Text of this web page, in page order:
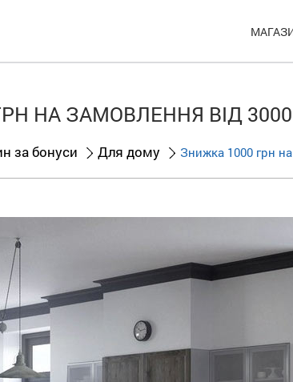
НА ЗАМОВЛЕННЯ ВІД 3000
за бонуси Для дому Знижка 1000 грн